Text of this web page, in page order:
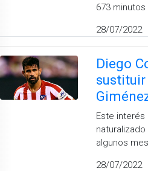
673 minutos
28/07/2022
Diego
Este interés
algunos
28/07/2022